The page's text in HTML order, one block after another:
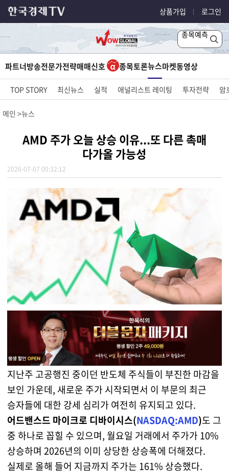
상품가입 로그인
종목예측
파트너방송전문가전략매매신호 종목토론뉴스마켓동영상
TOP STORY 최신뉴스 실적 애널리스트 레이팅 투자전략 암
메인 뉴스
AMD 주가 오늘 상승 이유...또 다른 촉매
다가올 가능성
2026-07-07 00:32:12
지난주 고공행진 중이던 반도체 주식들이 부진한 마감을
보인 가운데, 새로운 주가 시작되면서 이 부문의 최근
승자들에 대한 강세 심리가 여전히 유지되고 있다.
어드밴스드 마이크로 디바이시스(NASDAQ:AMD)도 그
중 하나로 꼽힐 수 있으며, 월요일 거래에서 주가가 10%
상승하며 2026년의 이미 상당한 상승폭에 더해졌다.
실제로 올해 들어 지금까지 주가는 161% 상승했다.